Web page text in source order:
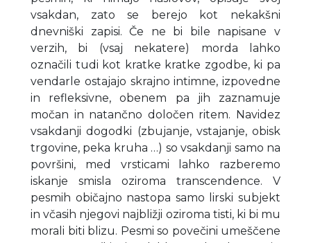
vsakdan, zato se berejo kot nekakšni
dnevniški zapisi. Če ne bi bile napisane v
verzih, bi (vsaj nekatere) morda lahko
označili tudi kot kratke kratke zgodbe, ki pa
vendarle ostajajo skrajno intimne, izpovedne
in refleksivne, obenem pa jih zaznamuje
močan in natančno določen ritem. Navidez
vsakdanji dogodki (zbujanje, vstajanje, obisk
trgovine, peka kruha …) so vsakdanji samo na
površini, med vrsticami lahko razberemo
iskanje smisla oziroma transcendence. V
pesmih običajno nastopa samo lirski subjekt
in včasih njegovi najbližji oziroma tisti, ki bi mu
morali biti blizu. Pesmi so povečini umeščene